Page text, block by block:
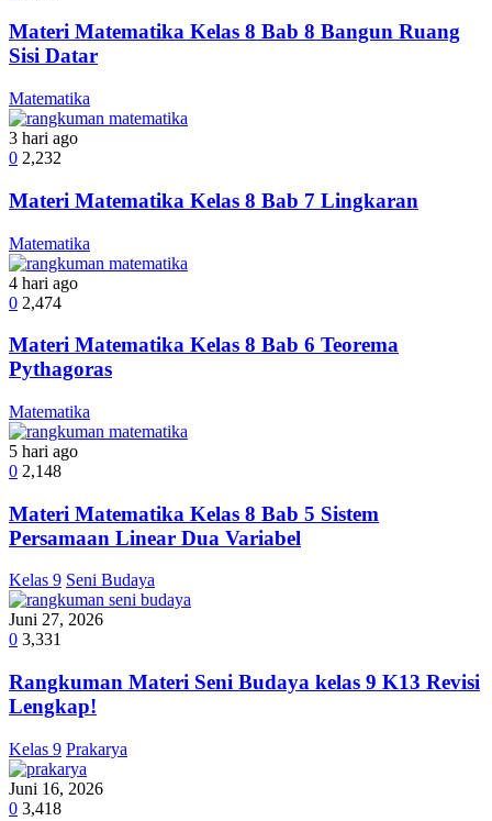
Materi Matematika Kelas 8 Bab 8 Bangun Ruang
Sisi Datar
Matematika
3 hari ago
0 2,232
Materi Matematika Kelas 8 Bab 7 Lingkaran
Matematika
4 hari ago
0 2,474
Materi Matematika Kelas 8 Bab 6 Teorema
Pythagoras
Matematika
5 hari ago
0 2,148
Materi Matematika Kelas 8 Bab 5 Sistem
Persamaan Linear Dua Variabel
Kelas 9 Seni Budaya
Juni 27, 2026
0 3,331
Rangkuman Materi Seni Budaya kelas 9 K13 Revisi
Lengkap!
Kelas 9 Prakarya
Juni 16, 2026
0 3,418